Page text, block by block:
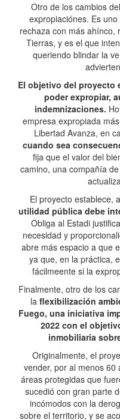
Otro de los cambios
expropiaciónes. Es
rechaza con más ahínco,
Tierras, y es el que
queriendo blindar la
El objetivo del proyecto
poder expropiar,
indemnizaciones.
empresa expropiada
Libertad Avanza, en
cuando sea
fija que el valor del
camino, una compañía
El proyecto establece,
utilidad pública debe
Obliga al Estadi
necesidad y
abre más espacio a que
ya que, en la práctica,
fácilmeente si la
Finalmente, otro de los
la flexibilización
Fuego, una iniciativa
2022 con el
inmobiliaria
Originalmente, el
vender, por al menos 60
áreas protegidas que
sucedió con gran parte
incómodos con la
sobre el territorio, y se